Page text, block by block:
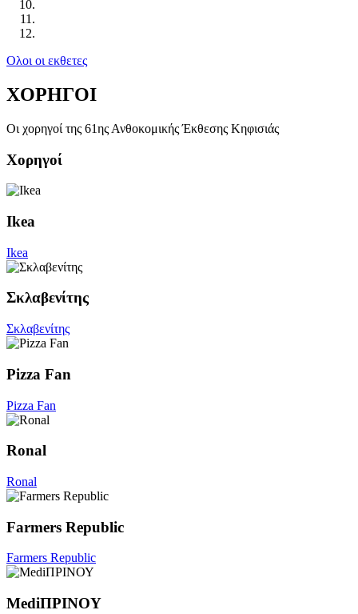
Ολοι οι εκθετες
ΧΟΡΗΓΟΙ
Οι χορηγοί της 61ης Ανθοκομικής Έκθεσης Κηφισιάς
Χορηγοί
Ikea
Ikea
Σκλαβενίτης
Σκλαβενίτης
Pizza Fan
Pizza Fan
Ronal
Ronal
Farmers Republic
Farmers Republic
MediΠΡΙΝΟΥ